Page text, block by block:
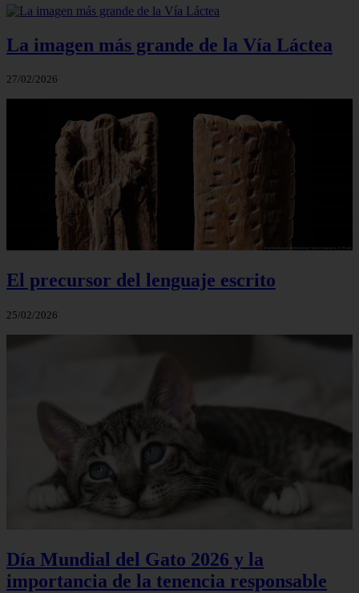
La imagen más grande de la Vía Láctea
27/02/2026
El precursor del lenguaje escrito
25/02/2026
Día Mundial del Gato 2026 y la
importancia de la tenencia responsable